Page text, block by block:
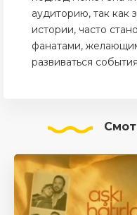
аудиторию, так как
истории, часто
фанатами,
развиваться